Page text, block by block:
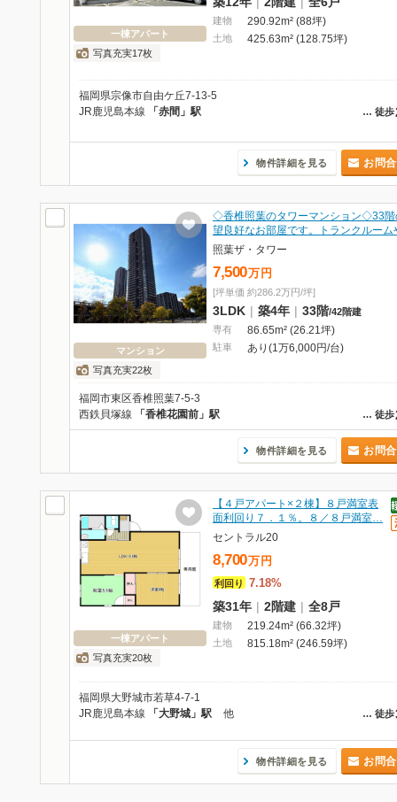
一棟アパート
写真充実17枚
建物 290.92m² (88坪)
土地 425.63m² (128.75坪)
福岡県宗像市自由ケ丘7-13-5
… 徒歩
JR鹿児島本線 「赤間」駅
物件詳細を見る お問
マンション
写真充実22枚
◇香椎照葉のタワーマンション◇33階
望良好なお部屋です。トランクルー
照葉ザ・タワー
7,500万 円
[坪単価 約286.2万円/坪]
3LDK | 築4年 | 33階/42階建
専有
86.65m² (26.21坪)
駐車 あり(1万6,000円/台)
福岡市東区香椎照葉7-5-3
… 徒歩
西鉄貝塚線 「香椎花園前」駅
物件詳細を見る お問
一棟アパート
写真充実20枚
【４戸アパート×２棟】８戸満室表
面利回り７．１％。８／８戸満室…
セントラル20
8,700万 円
利回り 7.18%
築31年 | 2階建 | 全8戸
建物 219.24m² (66.32坪)
土地 815.18m² (246.59坪)
福岡県大野城市若草4-7-1
… 徒歩
JR鹿児島本線 「大野城」駅 他
物件詳細を見る お問